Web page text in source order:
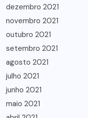
dezembro 2021
novembro 2021
outubro 2021
setembro 2021
agosto 2021
julho 2021
junho 2021
maio 2021